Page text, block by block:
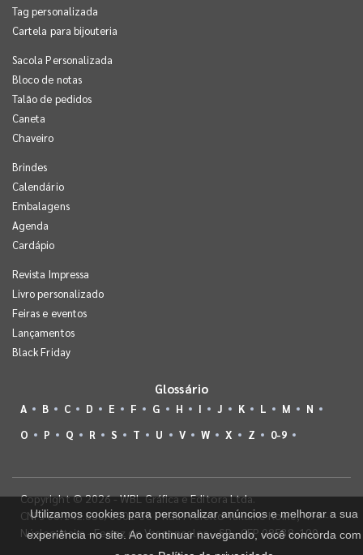
Tag personalizada
Cartela para bijouteria
Sacola Personalizada
Bloco de notas
Talão de pedidos
Caneta
Chaveiro
Brindes
Calendário
Embalagens
Agenda
Cardápio
Revista Impressa
Livro personalizado
Feiras e eventos
Lançamentos
Black Friday
Glossário
A B C D E F G H I J K L M
N
O
P Q R S T U V W X Z 0-9
Copyright © 2026 - WBL Gráfica e Editora Ltda.
CNPJ 08.142.850/0001-36 - Rua Prefeito Takume Koike, 499 -
Núcleo Itaim - Ferraz de Vasconcelos - SP - CEP 08538-100
Utilizamos cookies para personalizar anúncios e melhorar a sua
experiência no site. Ao continuar navegando, você concorda com